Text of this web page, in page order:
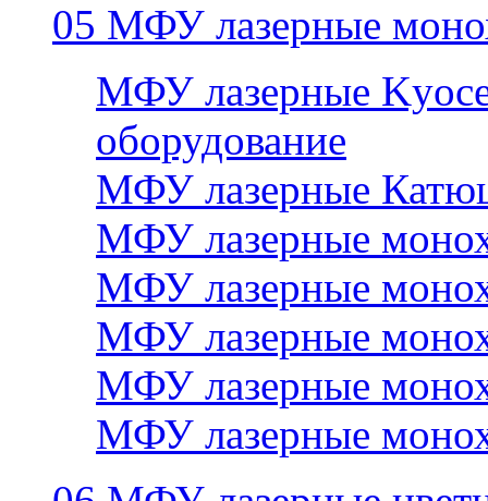
05 МФУ лазерные
МФУ лазерные
оборудование
МФУ лазерные
МФУ лазерные
МФУ лазерные
МФУ лазерные
МФУ лазерные
МФУ лазерные